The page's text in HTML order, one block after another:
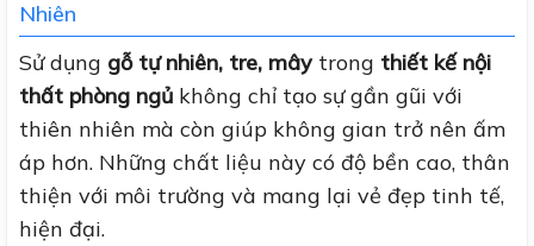
Nhiên
Sử dụng gỗ tự nhiên, tre, mâytrong thiết kế nội
thất phòng ngủ không chỉ tạo sự gần gũi với
thiên nhiên mà còn giúp không gian trở nên ấm
áp hơn. Những chất liệu này có độ bền cao, thân
thiện với môi trường và mang lại vẻ đẹp tinh tế,
hiện đại.